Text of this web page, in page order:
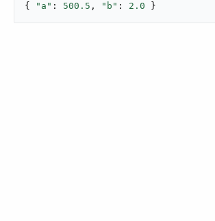
{ "a" : 500.5 , "b" : 2.0 }